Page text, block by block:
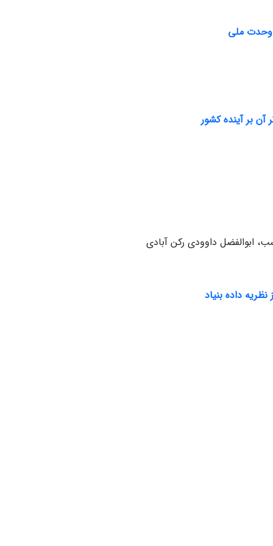
وحدت ملی
بر آینده کشور
ابوالفضل داوودی رکن آبادی
داده بنیاد